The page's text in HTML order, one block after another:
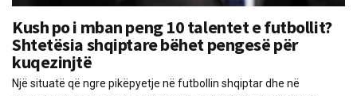
Kush po i mban peng 10 talentet e futbollit?
Shtetësia shqiptare bëhet pengesë për
kuqezinjtë
Një situatë që ngre pikëpyetje në futbollin shqiptar dhe në